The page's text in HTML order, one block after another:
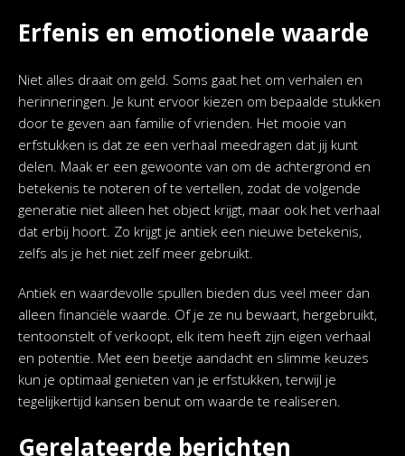
Erfenis en emotionele waarde
Niet alles draait om geld. Soms gaat het om verhalen en
herinneringen. Je kunt ervoor kiezen om bepaalde stukken
door te geven aan familie of vrienden. Het mooie van
erfstukken is dat ze een verhaal meedragen dat jij kunt
delen. Maak er een gewoonte van om de achtergrond en
betekenis te noteren of te vertellen, zodat de volgende
generatie niet alleen het object krijgt, maar ook het verhaal
dat erbij hoort. Zo krijgt je antiek een nieuwe betekenis,
zelfs als je het niet zelf meer gebruikt.
Antiek en waardevolle spullen bieden dus veel meer dan
alleen financiële waarde. Of je ze nu bewaart, hergebruikt,
tentoonstelt of verkoopt, elk item heeft zijn eigen verhaal
en potentie. Met een beetje aandacht en slimme keuzes
kun je optimaal genieten van je erfstukken, terwijl je
tegelijkertijd kansen benut om waarde te realiseren.
Gerelateerde berichten